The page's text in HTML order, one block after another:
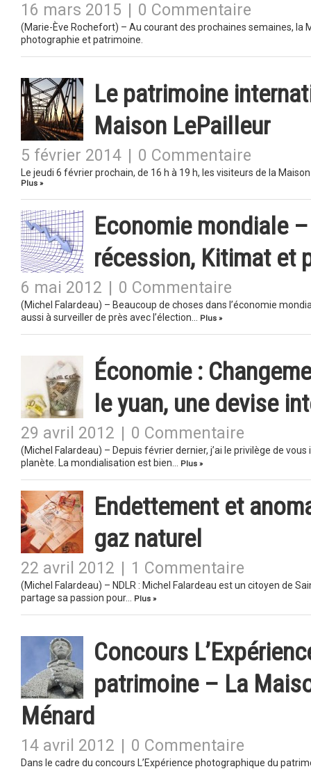
16 mars 2015 0 Commentaire
(Marie-Ève Rochefort) – Au courant des prochaines semaines, la
photographie et patrimoine.
Le patrimoine
Maison LePailleur
5 février 2014 0 Commentaire
Le jeudi 6 février prochain, de 16 h à 19 h, les visiteurs de la
Plus »
Economie mondiale
récession, Kitimat et
6 mai 2012 0 Commentaire
(Michel Falardeau) – Beaucoup de choses dans l’économie
aussi à surveiller de près avec l’élection…
Plus »
Économie :
le yuan, une devise
29 avril 2012 0 Commentaire
(Michel Falardeau) – Depuis février dernier, j’ai le privilège de
planète. La mondialisation est bien…
Plus »
Endettement et
gaz naturel
22 avril 2012 1 Commentaire
(Michel Falardeau) – NDLR : Michel Falardeau est un citoyen de
partage sa passion pour…
Plus »
Concours
patrimoine – La
Ménard
14 avril 2012 0 Commentaire
Dans le cadre du concours L’Expérience photographique du